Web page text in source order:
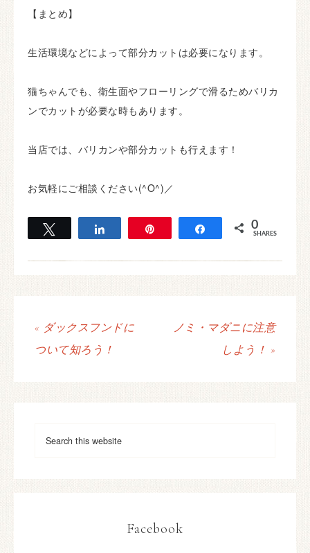
【まとめ】
生活環境などによって部分カットは必要になります。
猫ちゃんでも、衛生面やフローリングで滑るためバリカ
ンでカットが必要な時もあります。
当店では、バリカンや部分カットも行えます！
お気軽にご相談ください(^O^)／
Share 0
SHARES
« ダックスフンドに
ついて知ろう！
ノミ・マダニに注意
しよう！ »
Facebook